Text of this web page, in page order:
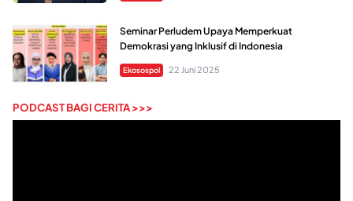
Seminar Perludem Upaya Memperkuat
Demokrasi yang Inklusif di Indonesia
Ekosospol 22 Juni 2025
PODCAST BAGI CERITA >>>